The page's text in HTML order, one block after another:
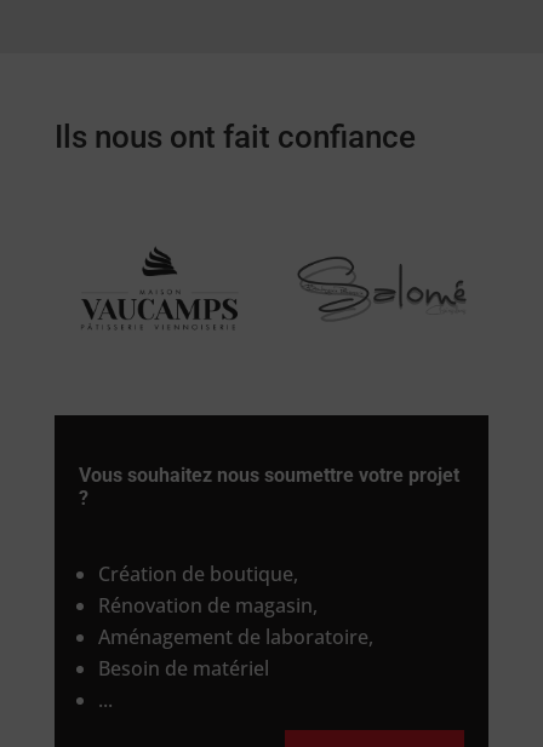
Ils nous ont fait confiance
Vous souhaitez nous soumettre votre projet
?
Création de boutique,
Rénovation de magasin,
Aménagement de laboratoire,
Besoin de matériel
...